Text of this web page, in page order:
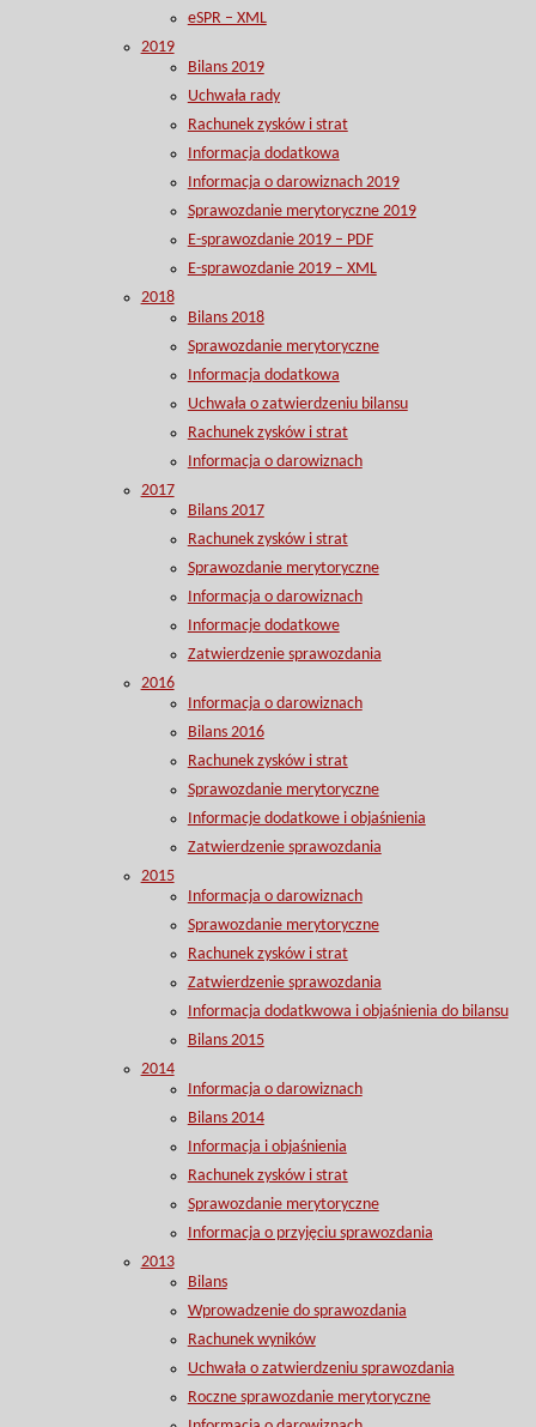
eSPR – XML
2019
Bilans 2019
Uchwała rady
Rachunek zysków i strat
Informacja dodatkowa
Informacja o darowiznach 2019
Sprawozdanie merytoryczne 2019
E-sprawozdanie 2019 – PDF
E-sprawozdanie 2019 – XML
2018
Bilans 2018
Sprawozdanie merytoryczne
Informacja dodatkowa
Uchwała o zatwierdzeniu bilansu
Rachunek zysków i strat
Informacja o darowiznach
2017
Bilans 2017
Rachunek zysków i strat
Sprawozdanie merytoryczne
Informacja o darowiznach
Informacje dodatkowe
Zatwierdzenie sprawozdania
2016
Informacja o darowiznach
Bilans 2016
Rachunek zysków i strat
Sprawozdanie merytoryczne
Informacje dodatkowe i objaśnienia
Zatwierdzenie sprawozdania
2015
Informacja o darowiznach
Sprawozdanie merytoryczne
Rachunek zysków i strat
Zatwierdzenie sprawozdania
Informacja dodatkwowa i objaśnienia do bilansu
Bilans 2015
2014
Informacja o darowiznach
Bilans 2014
Informacja i objaśnienia
Rachunek zysków i strat
Sprawozdanie merytoryczne
Informacja o przyjęciu sprawozdania
2013
Bilans
Wprowadzenie do sprawozdania
Rachunek wyników
Uchwała o zatwierdzeniu sprawozdania
Roczne sprawozdanie merytoryczne